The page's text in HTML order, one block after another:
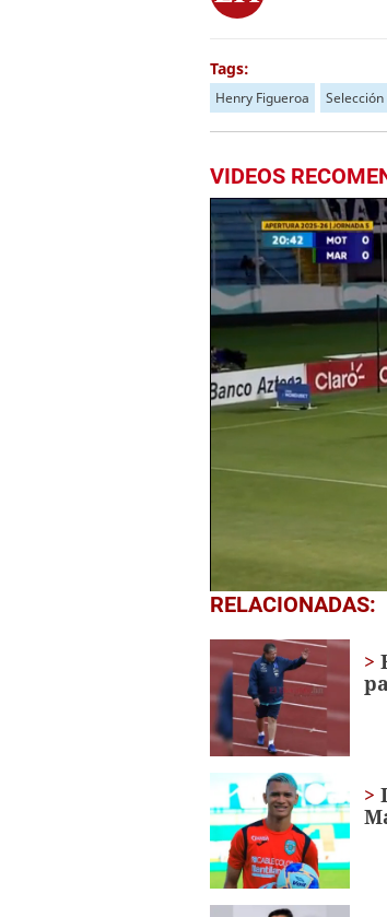
Tags:
Henry Figueroa
VIDEOS
0
seconds
minute,
22
secondsVolume
0%
RELACIONADAS: